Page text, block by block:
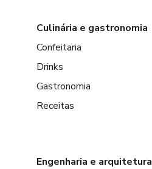
Culinária e gastronomia
Confeitaria
Drinks
Gastronomia
Receitas
Engenharia e arquitetura